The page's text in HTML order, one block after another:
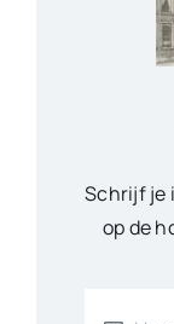
Schrijf je
op de